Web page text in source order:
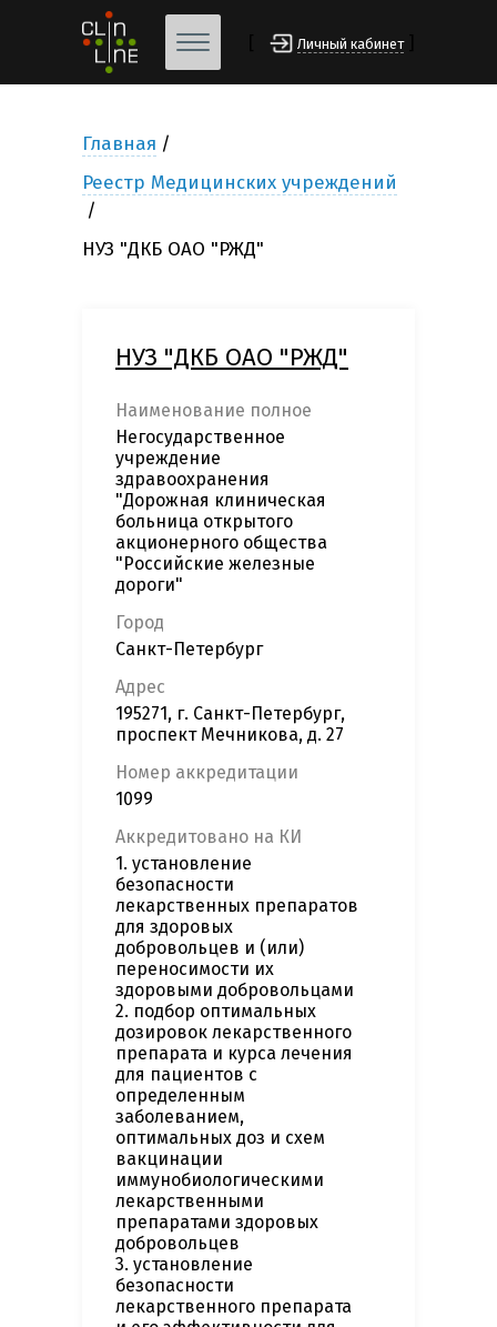
Личный кабинет
Главная
Реестр Медицинских учреждений
НУЗ "ДКБ ОАО "РЖД"
НУЗ "ДКБ ОАО "РЖД"
Наименование полное
Негосударственное
учреждение
здравоохранения
"Дорожная клиническая
больница открытого
акционерного общества
"Российские железные
дороги"
Город
Санкт-Петербург
Адрес
195271, г. Санкт-Петербург,
проспект Мечникова, д. 27
Номер аккредитации
1099
Аккредитовано на КИ
1. установление
безопасности
лекарственных препаратов
для здоровых
добровольцев и (или)
переносимости их
здоровыми добровольцами
2. подбор оптимальных
дозировок лекарственного
препарата и курса лечения
для пациентов с
определенным
заболеванием,
оптимальных доз и схем
вакцинации
иммунобиологическими
лекарственными
препаратами здоровых
добровольцев
3. установление
безопасности
лекарственного препарата